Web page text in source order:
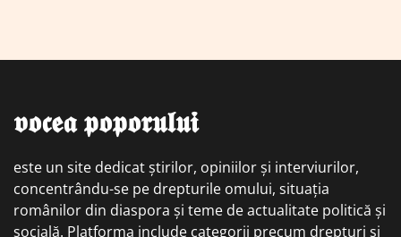
𝖛𝖔𝖈𝖊𝖆 𝖕𝖔𝖕𝖔𝖗𝖚𝖑𝖚𝖎
este un site dedicat știrilor, opiniilor și interviurilor,
concentrându-se pe drepturile omului, situația
românilor din diaspora și teme de actualitate politică și
socială. Platforma include categorii precum drepturi și